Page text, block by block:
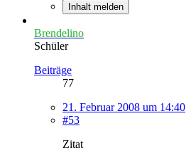
Inhalt melden
Brendelino
Schüler
Beiträge
77
21. Februar 2008 um 14:40
#53
Zitat